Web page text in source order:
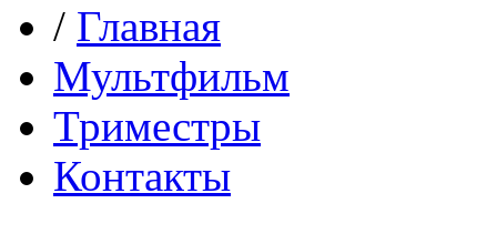
/ Главная
Мультфильм
Триместры
Контакты